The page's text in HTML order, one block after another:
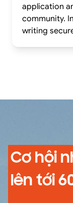
application
community.
writing
make your
Cơ hội
lên tới